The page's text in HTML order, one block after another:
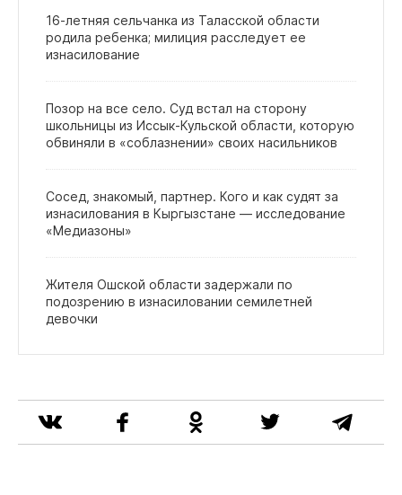
16‑летняя сельчанка из Таласской области
родила ребенка; милиция расследует ее
изнасилование
Позор на все село. Суд встал на сторону
школьницы из Иссык‑Кульской области, которую
обвиняли в «соблазнении» своих насильников
Сосед, знакомый, партнер. Кого и как судят за
изнасилования в Кыргызстане — исследование
«Медиазоны»
Жителя Ошской области задержали по
подозрению в изнасиловании семилетней
девочки